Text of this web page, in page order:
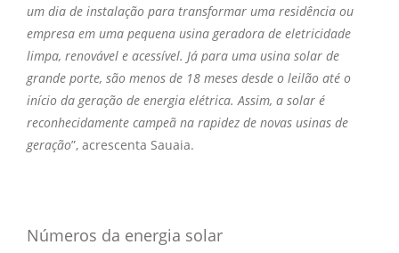
um dia de instalação para transformar uma residência ou
empresa em uma pequena usina geradora de eletricidade
limpa, renovável e acessível. Já para uma usina solar de
grande porte, são menos de 18 meses desde o leilão até o
início da geração de energia elétrica. Assim, a solar é
reconhecidamente campeã na rapidez de novas usinas de
geração”, acrescenta Sauaia.
Números da energia solar